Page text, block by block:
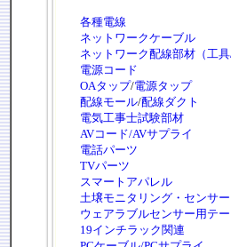
各種電線
ネットワークケーブル
ネットワーク配線部材（工
電源コード
OAタップ/電源タップ
配線モール/配線ダクト
電気工事士試験部材
AVコード/AVサプライ
電話パーツ
TVパーツ
スマートアパレル
土壌モニタリング・センサー
ウェアラブルセンサー用テ
19インチラック関連